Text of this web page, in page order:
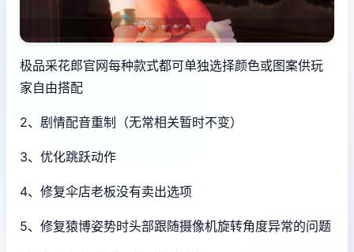
极品采花郎官网每种款式都可单独选择颜色或图案供玩
家自由搭配
2、剧情配音重制（无常相关暂时不变）
3、优化跳跃动作
4、修复伞店老板没有卖出选项
5、修复猿博姿势时头部跟随摄像机旋转角度异常的问题